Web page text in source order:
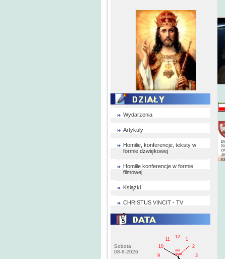
Wydarzenia
Artykuły
Homilie, konferencje, teksty w
formie dzwiękowej
Homilie konferencje w formie
filmowej
Książki
CHRISTUS VINCIT - TV
Sobota
08-8-2026
1
2
3
9
10
11
12
AM
sobota